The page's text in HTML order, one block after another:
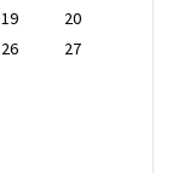
19
20
26
27